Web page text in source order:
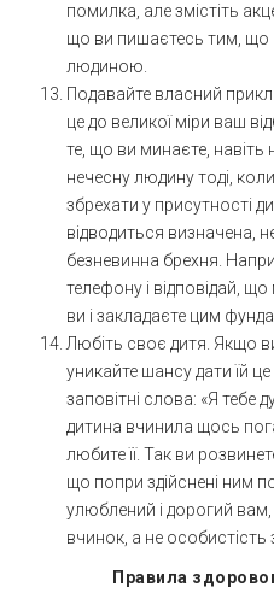
помилка, але змістіть
що ви пишаєтесь тим,
людиною.
Подавайте власний
це до великої міри ваш
те, що ви минаєте,
нечесну людину тоді,
збрехати у присутності
відводиться визначена,
безневинна брехня.
телефону і відповідай,
ви і закладаєте цим
Любіть своє дитя. Якщо
уникайте шансу дати їй
заповітні слова: «Я тебе
дитина вчинила щось
любите її. Так ви
що попри здійснені ним
улюблений і дорогий
вчинок, а не
Правила